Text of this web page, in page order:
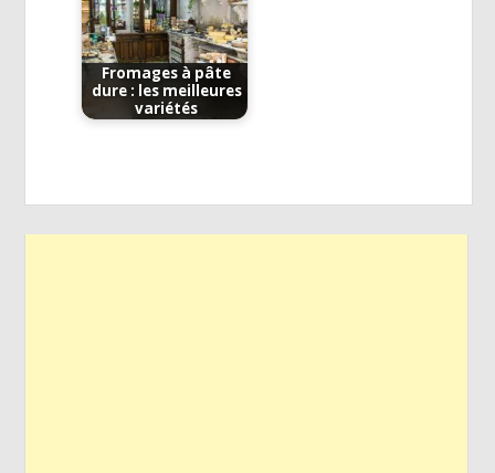
Fromages à pâte
dure : les meilleures
variétés